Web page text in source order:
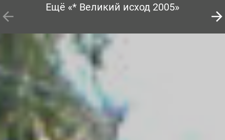
Ещё «* Великий исход 2005»